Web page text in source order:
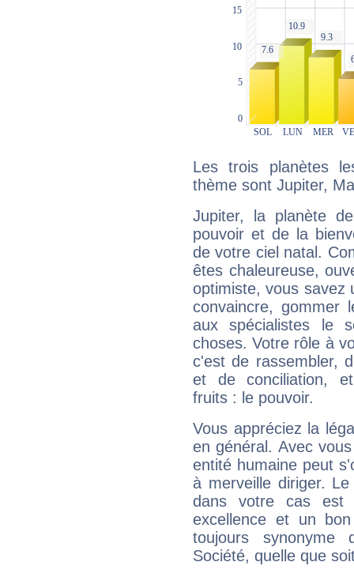
Les trois planètes
thème sont Jupiter,
Jupiter, la planète
pouvoir et de la
de votre ciel natal.
êtes chaleureuse,
optimiste, vous savez
convaincre, gommer
aux spécialistes le
choses. Votre rôle à
c'est de rassembler,
et de conciliation,
fruits : le pouvoir.
Vous appréciez la
en général. Avec
entité humaine peut
à merveille diriger.
dans votre cas est
excellence et un
toujours synonyme
Société, quelle que